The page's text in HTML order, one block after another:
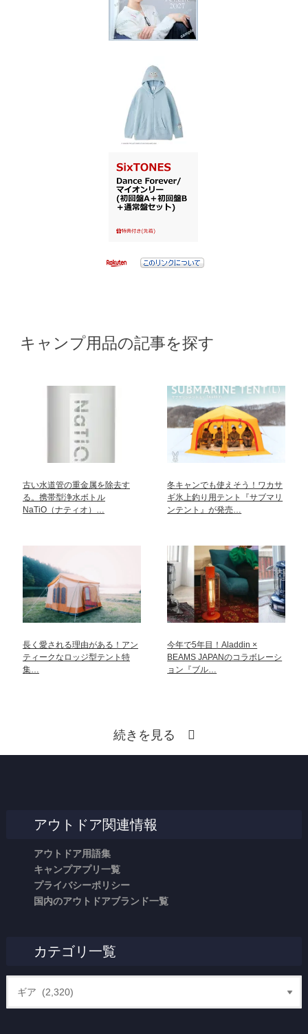
キャンプ用品の記事を探す
古い水道管の重金属を除去す
る。携帯型浄水ボトル
NaTiO（ナティオ）…
冬キャンでも使えそう！ワカサ
ギ氷上釣り用テント『サブマリ
ンテント』が発売…
長く愛される理由がある！アン
ティークなロッジ型テント特
集…
今年で5年目！Aladdin ×
BEAMS JAPANのコラボレーシ
ョン『ブル…
続きを見る
アウトドア関連情報
アウトドア用語集
キャンプアプリ一覧
プライバシーポリシー
国内のアウトドアブランド一覧
カテゴリ一覧